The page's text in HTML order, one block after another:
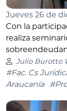
Jueves 26 de
Con la
realiza
Julio Burotto
#Fac. Cs
Araucanía